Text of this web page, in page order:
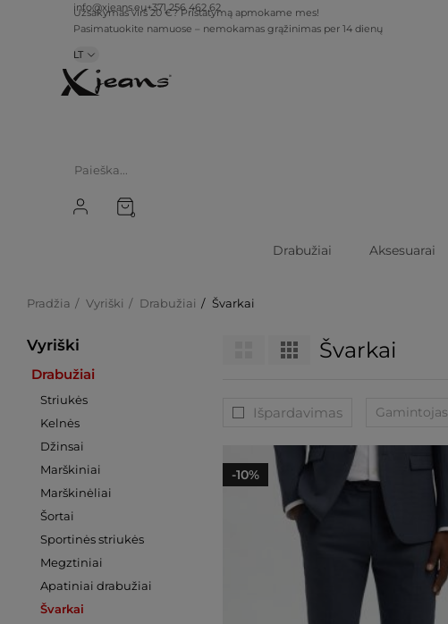
info@xjeans.eu+371 256 462 62
Užsakymas virš 20 €? Pristatymą apmokame mes!
Pasimatuokite namuose – nemokamas grąžinimas per 14 dienų
LT
0
Drabužiai Aksesuarai
Pradžia Vyriški Drabužiai Švarkai
Vyriški
Drabužiai
Striukės
Kelnės
Džinsai
Marškiniai
Marškinėliai
Šortai
Sportinės striukės
Megztiniai
Apatiniai drabužiai
Švarkai
Švarkai
Išpardavimas Gamintojas
-10%